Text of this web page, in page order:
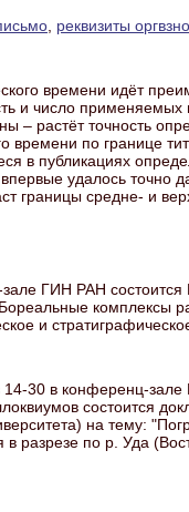
реквизиты
времени идёт
и число
– растёт точность
по границе
в публикациях
удалось точно
границы средне- и
ГИН РАН
комплексы
и
30 в конференц-
состоится
на тему:
в разрезе по р. Уда